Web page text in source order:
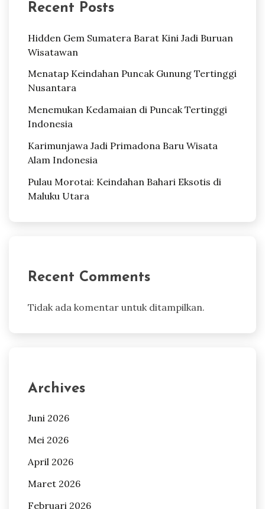
Recent Posts
Hidden Gem Sumatera Barat Kini Jadi Buruan
Wisatawan
Menatap Keindahan Puncak Gunung Tertinggi
Nusantara
Menemukan Kedamaian di Puncak Tertinggi
Indonesia
Karimunjawa Jadi Primadona Baru Wisata
Alam Indonesia
Pulau Morotai: Keindahan Bahari Eksotis di
Maluku Utara
Recent Comments
Tidak ada komentar untuk ditampilkan.
Archives
Juni 2026
Mei 2026
April 2026
Maret 2026
Februari 2026